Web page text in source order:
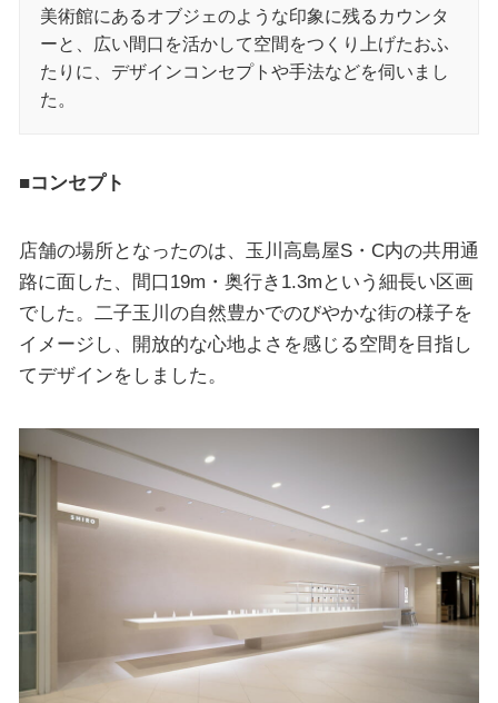
美術館にあるオブジェのような印象に残るカウンタ
ーと、広い間口を活かして空間をつくり上げたおふ
たりに、デザインコンセプトや手法などを伺いまし
た。
■コンセプト
店舗の場所となったのは、玉川高島屋S・C内の共用通
路に面した、間口19m・奥行き1.3mという細長い区画
でした。二子玉川の自然豊かでのびやかな街の様子を
イメージし、開放的な心地よさを感じる空間を目指し
てデザインをしました。